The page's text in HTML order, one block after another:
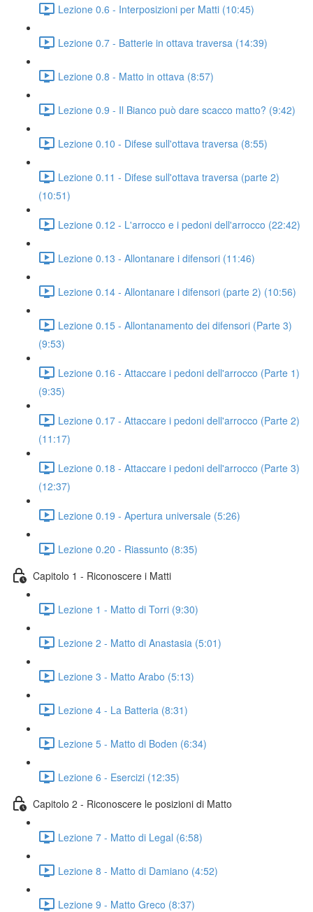
Lezione 0.6 - Interposizioni per Matti (10:45)
Lezione 0.7 - Batterie in ottava traversa (14:39)
Lezione 0.8 - Matto in ottava (8:57)
Lezione 0.9 - Il Bianco può dare scacco matto? (9:42)
Lezione 0.10 - Difese sull'ottava traversa (8:55)
Lezione 0.11 - Difese sull'ottava traversa (parte 2)
(10:51)
Lezione 0.12 - L'arrocco e i pedoni dell'arrocco (22:42)
Lezione 0.13 - Allontanare i difensori (11:46)
Lezione 0.14 - Allontanare i difensori (parte 2) (10:56)
Lezione 0.15 - Allontanamento dei difensori (Parte 3)
(9:53)
Lezione 0.16 - Attaccare i pedoni dell'arrocco (Parte 1)
(9:35)
Lezione 0.17 - Attaccare i pedoni dell'arrocco (Parte 2)
(11:17)
Lezione 0.18 - Attaccare i pedoni dell'arrocco (Parte 3)
(12:37)
Lezione 0.19 - Apertura universale (5:26)
Lezione 0.20 - Riassunto (8:35)
Capitolo 1 - Riconoscere i Matti
Lezione 1 - Matto di Torri (9:30)
Lezione 2 - Matto di Anastasia (5:01)
Lezione 3 - Matto Arabo (5:13)
Lezione 4 - La Batteria (8:31)
Lezione 5 - Matto di Boden (6:34)
Lezione 6 - Esercizi (12:35)
Capitolo 2 - Riconoscere le posizioni di Matto
Lezione 7 - Matto di Legal (6:58)
Lezione 8 - Matto di Damiano (4:52)
Lezione 9 - Matto Greco (8:37)